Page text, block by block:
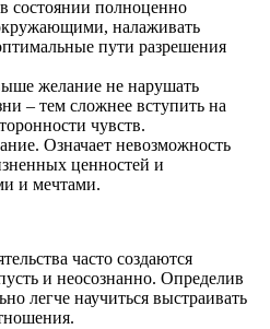
состоянии полноценно
налаживать
пути разрешения
желание не нарушать
– тем сложнее вступить на
чувств.
Означает невозможность
ценностей и
и мечтами.
часто создаются
и неосознанно. Определив
легче научиться выстраивать